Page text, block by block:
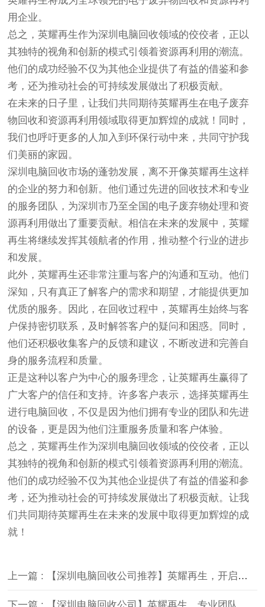
用企业。
总之，英耀再生作为深圳电脑回收领域的佼佼者，正以
其独特的视角和创新的模式引领着资源再利用的潮流。
他们的成功经验不仅为其他企业提供了有益的借鉴和参
考，还为推动社会的可持续发展做出了积极贡献。
在未来的日子里，让我们共同期待英耀再生在电子废弃
物回收和资源再利用领域取得更加辉煌的成就！同时，
我们也呼吁更多的人加入到环保行动中来，共同守护我
们美丽的家园。
深圳电脑回收市场的蓬勃发展，离不开像英耀再生这样
的企业的努力和创新。他们通过先进的回收技术和专业
的服务团队，为深圳市乃至全国的电子废弃物处理和资
源再利用做出了重要贡献。相信在未来的发展中，英耀
再生将继续发挥其领航者的作用，推动整个行业的进步
和发展。
此外，英耀再生还非常注重与客户的沟通和互动。他们
深知，只有真正了解客户的需求和期望，才能提供更加
优质的服务。因此，在回收过程中，英耀再生始终与客
户保持密切联系，及时解答客户的疑问和困惑。同时，
他们还积极收集客户的反馈和建议，不断改进和完善自
身的服务流程和质量。
正是这种以客户为中心的服务理念，让英耀再生赢得了
广大客户的信任和支持。许多客户表示，选择英耀再生
进行电脑回收，不仅是因为他们拥有专业的团队和先进
的设备，更是因为他们注重服务质量和客户体验。
总之，英耀再生作为深圳电脑回收领域的佼佼者，正以
其独特的视角和创新的模式引领着资源再利用的潮流。
他们的成功经验不仅为其他企业提供了有益的借鉴和参
考，还为推动社会的可持续发展做出了积极贡献。让我
们共同期待英耀再生在未来的发展中取得更加辉煌的成
就！
上一篇 : 【深圳电脑回收公司推荐】英耀再生，开启绿色回收新时代